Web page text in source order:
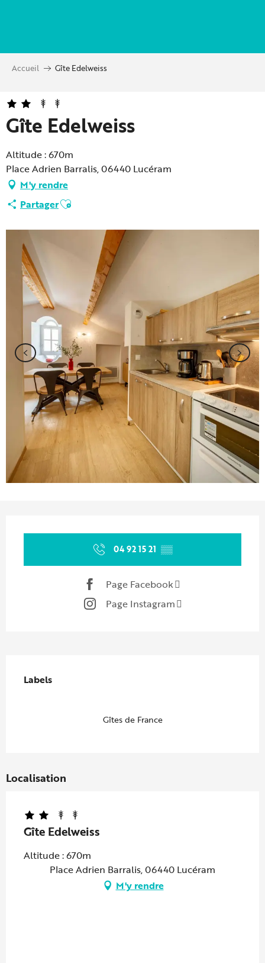
principal
Accueil Gîte Edelweiss
Gîte Edelweiss
Altitude : 670m
Place Adrien Barralis, 06440 Lucéram
M'y rendre
PartagerAjouter aux favoris
04 92 15 21 ▒▒
Page Facebook
Page Instagram
Labels
Labels
Gîtes de France
Localisation
Gîte Edelweiss
Altitude : 670m
Place Adrien Barralis, 06440 Lucéram
M'y rendre